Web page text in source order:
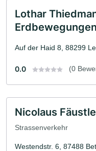
Lothar
Auf der Haid 8, 88299
0.0 (0
Nicolaus
Strassenverkehr
Westendstr. 6, 87488